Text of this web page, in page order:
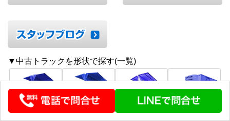
▼中古トラックを形状で探す(一覧)